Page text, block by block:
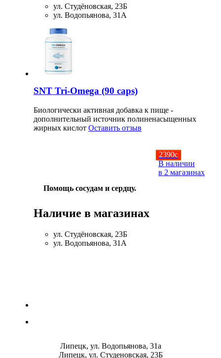
ул. Студёновская, 23Б
ул. Водопьянова, 31А
2390c
В наличии
в 2 магазинах
SNT Tri-Omega (90 caps)
Биологически активная добавка к пище -
дополнительный источник полиненасыщенных
жирных кислот Оставить отзыв
Помощь сосудам и сердцу.
Наличие в магазинах
ул. Студёновская, 23Б
ул. Водопьянова, 31А
Липецк, ул. Водопьянова, 31а
Липецк, ул. Студеновская, 23Б